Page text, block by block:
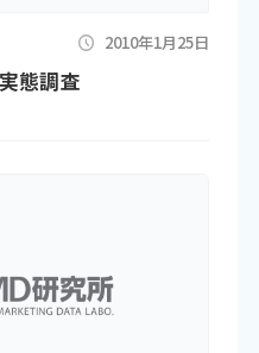
2010年1月25日
態調査